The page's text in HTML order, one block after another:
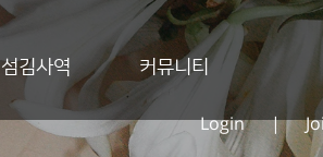
섬김사역 커뮤니티
Login |